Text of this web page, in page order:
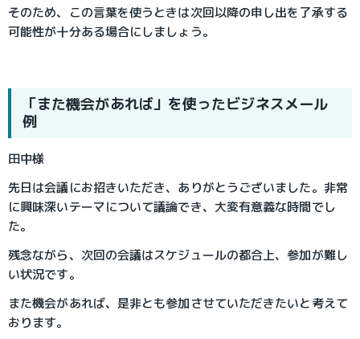
そのため、この言葉を使うときは次回以降の申し出を了承する
可能性が十分ある場合にしましょう。
「また機会があれば」を使ったビジネスメール
例
田中様
先日は会議にお招きいただき、ありがとうございました。非常
に興味深いテーマについて議論でき、大変有意義な時間でし
た。
残念ながら、次回の会議はスケジュールの都合上、参加が難し
い状況です。
また機会があれば、是非とも参加させていただきたいと考えて
おります。